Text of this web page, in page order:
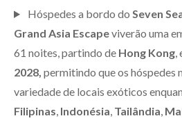
Hóspedes a bordo do Seven
Grand Asia Escapeviverão uma
61 noites, partindo de Hong Kong,
2028, permitindo que os hóspedes
variedade de locais exóticos
Filipinas, Indonésia, Tailândia,